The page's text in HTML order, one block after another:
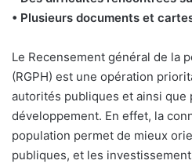
• Plusieurs documents et
Le Recensement général de la
(RGPH) est une opération
autorités publiques et ainsi que
développement. En effet, la
population permet de mieux
publiques, et les